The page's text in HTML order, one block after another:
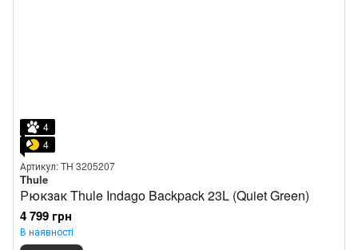
4
4
Артикул: TH 3205207
Thule
Рюкзак Thule Indago Backpack 23L (Quiet Green)
4 799 грн
В наявності